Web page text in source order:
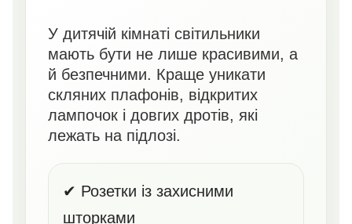
У дитячій кімнаті світильники
мають бути не лише красивими, а
й безпечними. Краще уникати
скляних плафонів, відкритих
лампочок і довгих дротів, які
лежать на підлозі.
✔ Розетки із захисними
шторками